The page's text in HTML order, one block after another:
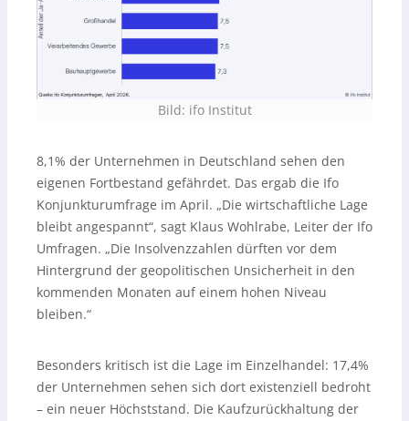
Bild: ifo Institut
8,1% der Unternehmen in Deutschland sehen den
eigenen Fortbestand gefährdet. Das ergab die Ifo
Konjunkturumfrage im April. „Die wirtschaftliche Lage
bleibt angespannt“, sagt Klaus Wohlrabe, Leiter der Ifo
Umfragen. „Die Insolvenzzahlen dürften vor dem
Hintergrund der geopolitischen Unsicherheit in den
kommenden Monaten auf einem hohen Niveau
bleiben.“
Besonders kritisch ist die Lage im Einzelhandel: 17,4%
der Unternehmen sehen sich dort existenziell bedroht
– ein neuer Höchststand. Die Kaufzurückhaltung der